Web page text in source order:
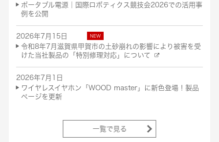
一覧で見る
ポータブル電源｜国際ロボティクス競技会2026での活用事
例を公開
2026年7月15日
令和8年7月滋賀県甲賀市の土砂崩れの影響により被害を受
けた当社製品の「特別修理対応」について
2026年7月1日
ワイヤレスイヤホン「WOOD master」に新色登場！製品
ページを更新